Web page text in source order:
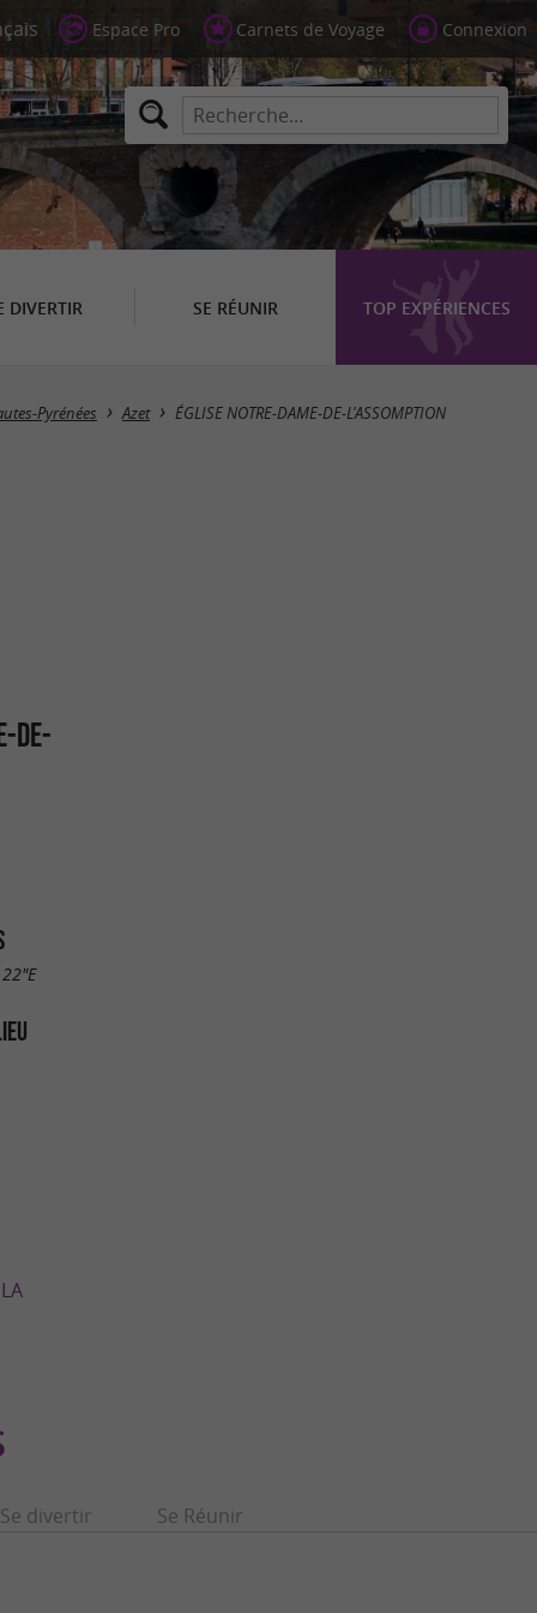
Espace Pro Carnets de Voyage Connexion
DIVERTIR SE RÉUNIR TOP EXPÉRIENCES
Pyrénées Azet ÉGLISE NOTRE-DAME-DE-L'ASSOMPTION
DE-
Se divertir Se Réunir